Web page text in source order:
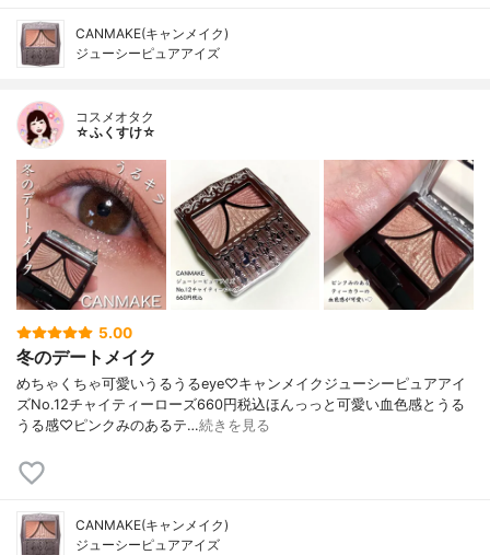
CANMAKE(キャンメイク)
ジューシーピュアアイズ
コスメオタク
☆ふくすけ☆
5.00
冬のデートメイク
めちゃくちゃ可愛いうるうるeye♡キャンメイクジューシーピュアアイ
ズNo.12チャイティーローズ660円税込ほんっっと可愛い血色感とうる
うる感♡ピンクみのあるテ…続きを見る
CANMAKE(キャンメイク)
ジューシーピュアアイズ